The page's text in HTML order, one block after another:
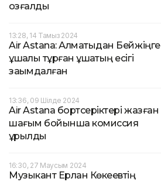
қозғалды
13:28, 14 Тамыз 2024
Air Astana: Алматыдан Бейжіңге
ұшқалы тұрған ұшақтың есігі
зақымдалған
13:36, 09 Шілде 2024
Air Astana бортсеріктері жазған
шағым бойынша комиссия
құрылды
16:30, 27 Маусым 2024
Музыкант Ерлан Көкеевтің